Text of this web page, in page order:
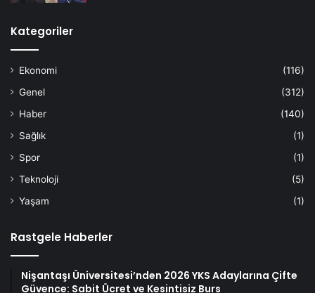
Kategoriler
Ekonomi
(116)
Genel
(312)
Haber
(140)
Sağlık
(1)
Spor
(1)
Teknoloji
(5)
Yaşam
(1)
Rastgele Haberler
Nişantaşı Üniversitesi’nden 2026 YKS Adaylarına Çifte
Güvence: Sabit Ücret ve Kesintisiz Burs